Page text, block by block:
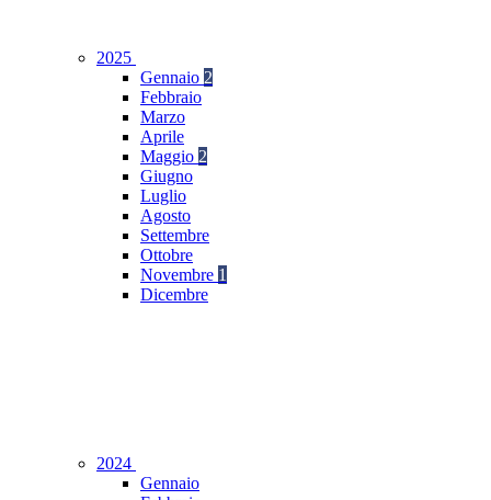
2025
Gennaio 2
Febbraio
Marzo
Aprile
Maggio 2
Giugno
Luglio
Agosto
Settembre
Ottobre
Novembre 1
Dicembre
2024
Gennaio